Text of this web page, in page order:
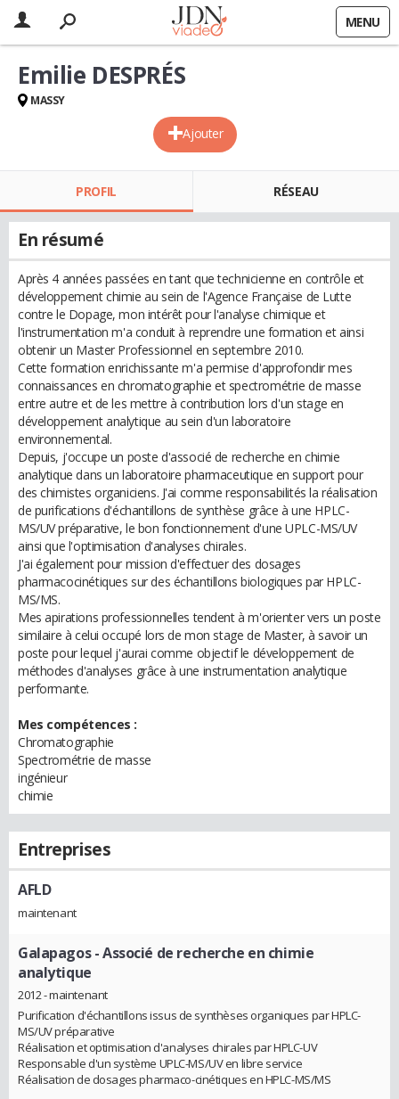
MENU
Ajouter
Emilie DESPRÉS
MASSY
PROFIL RÉSEAU
En résumé
Après 4 années passées en tant que technicienne en contrôle et
développement chimie au sein de l'Agence Française de Lutte
contre le Dopage, mon intérêt pour l'analyse chimique et
l'instrumentation m'a conduit à reprendre une formation et ainsi
obtenir un Master Professionnel en septembre 2010.
Cette formation enrichissante m'a permise d'approfondir mes
connaissances en chromatographie et spectrométrie de masse
entre autre et de les mettre à contribution lors d'un stage en
développement analytique au sein d'un laboratoire
environnemental.
Depuis, j'occupe un poste d'associé de recherche en chimie
analytique dans un laboratoire pharmaceutique en support pour
des chimistes organiciens. J'ai comme responsabilités la réalisation
de purifications d'échantillons de synthèse grâce à une HPLC-
MS/UV préparative, le bon fonctionnement d'une UPLC-MS/UV
ainsi que l'optimisation d'analyses chirales.
J'ai également pour mission d'effectuer des dosages
pharmacocinétiques sur des échantillons biologiques par HPLC-
MS/MS.
Mes apirations professionnelles tendent à m'orienter vers un poste
similaire à celui occupé lors de mon stage de Master, à savoir un
poste pour lequel j'aurai comme objectif le développement de
méthodes d'analyses grâce à une instrumentation analytique
performante.
Mes compétences :
Chromatographie
Spectrométrie de masse
ingénieur
chimie
Entreprises
AFLD
maintenant
Galapagos- Associé de recherche en chimie
analytique
2012 - maintenant
Purification d'échantillons issus de synthèses organiques par HPLC-
MS/UV préparative
Réalisation et optimisation d'analyses chirales par HPLC-UV
Responsable d'un système UPLC-MS/UV en libre service
Réalisation de dosages pharmaco-cinétiques en HPLC-MS/MS